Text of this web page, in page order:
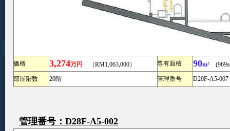
価格 3,274万円 （RM1,063,000） 専有面積 90m²
部屋階数
20階 管理番号 D20F-A5-007
管理番号：D28F-A5-002